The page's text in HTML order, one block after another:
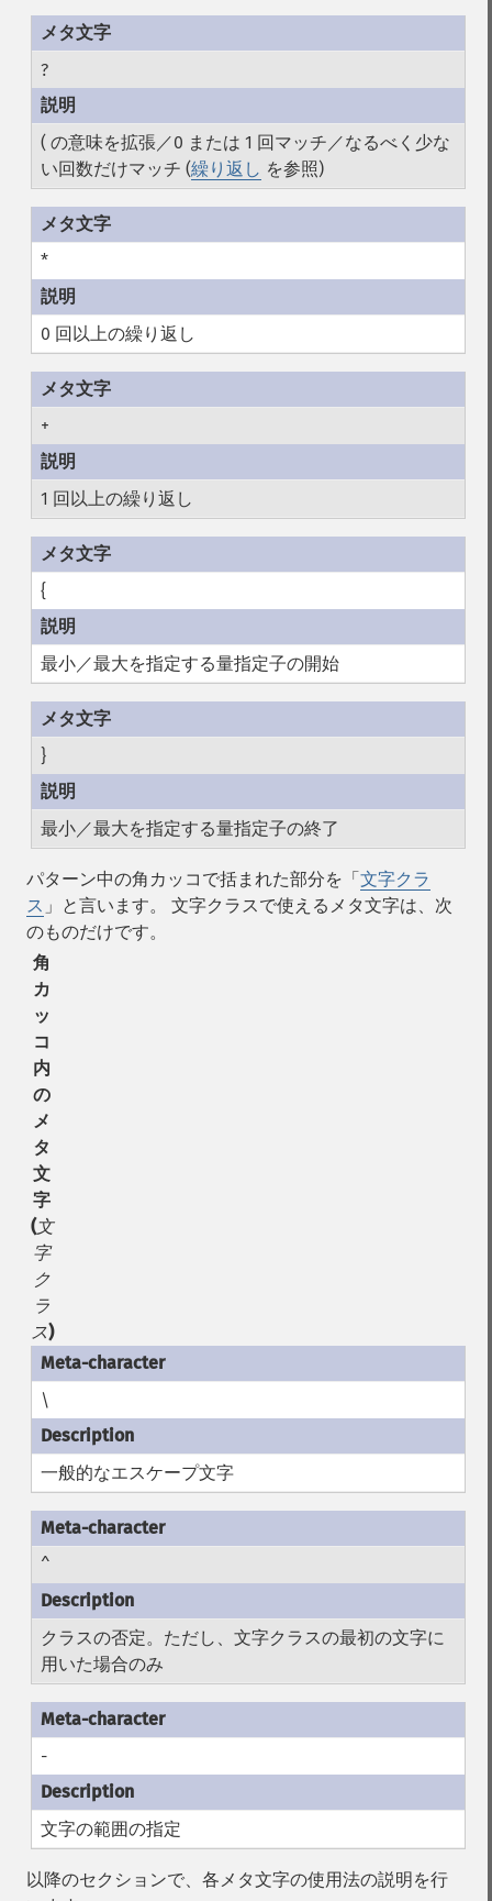
?
( の意味を拡張／0 または 1 回マッチ／なるべく少な
い回数だけマッチ (繰り返し を参照)
*
0 回以上の繰り返し
+
1 回以上の繰り返し
{
最小／最大を指定する量指定子の開始
}
最小／最大を指定する量指定子の終了
パターン中の角カッコで括まれた部分を「文字クラ
ス 」と言います。 文字クラスで使えるメタ文字は、次
のものだけです。
角
カ
ッ
コ
内
の
メ
タ
文
字
(文
字
ク
ラ
ス)
\
一般的なエスケープ文字
^
クラスの否定。ただし、文字クラスの最初の文字に
用いた場合のみ
-
文字の範囲の指定
以降のセクションで、各メタ文字の使用法の説明を行